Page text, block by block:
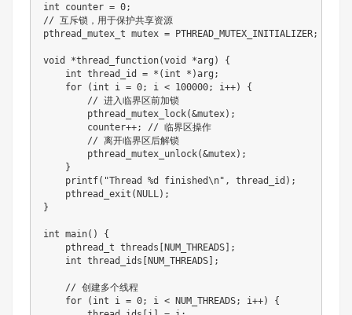
int counter = 0;
// 互斥锁，用于保护共享资源
pthread_mutex_t mutex = PTHREAD_MUTEX_INITIALIZER;
void *thread_function(void *arg )
{
int thread_id = * ( int * )arg ;
for
( int i = 0; i < 100000; i++)
{
// 进入临界区前加锁
pthread_mutex_lock(&mutex) ;
        counter
++;
// 临界区操作
// 离开临界区后解锁
pthread_mutex_unlock(&mutex) ;
}
printf( "Thread %d finished\n" , thread_id ) ;
pthread_exit (NULL ) ;
}
int main( )
{
pthread_t threads [NUM_THREADS] ;
int thread_ids [NUM_THREADS] ;
// 创建多个线程
for
( int i = 0; i < NUM_THREADS; i++)
{